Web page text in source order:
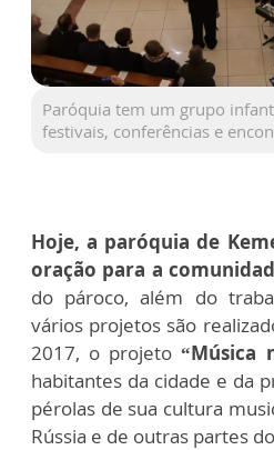
Paróquia tem um grupo
festivais, conferências e
Hoje, a paróquia de
oração para a
do pároco, além do
vários projetos são
2017, o projeto“Música
habitantes da cidade e da
pérolas de sua cultura
Rússia e de outras partes